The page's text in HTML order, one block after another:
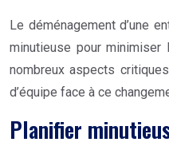
Le déménagement d’une
minutieuse pour
nombreux aspects
d’équipe face à ce
Planifier